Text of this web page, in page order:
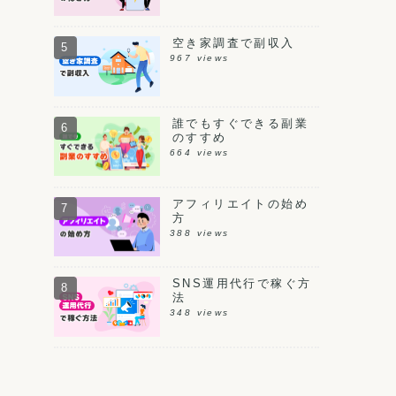
空き家調査で副収入
967 views
誰でもすぐできる副業
のすすめ
664 views
アフィリエイトの始め
方
388 views
SNS運用代行で稼ぐ方
法
348 views